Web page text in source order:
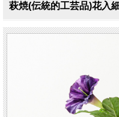
萩焼(伝統的工芸品)花入